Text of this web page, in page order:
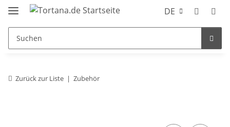
DE
Zurück zur Liste Zubehör